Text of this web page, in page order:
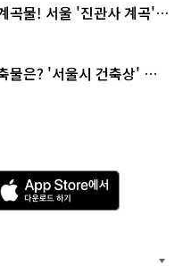
곡물! 서울 '진관사 계곡'이
물은? '서울시 건축상' 수
A
p
p